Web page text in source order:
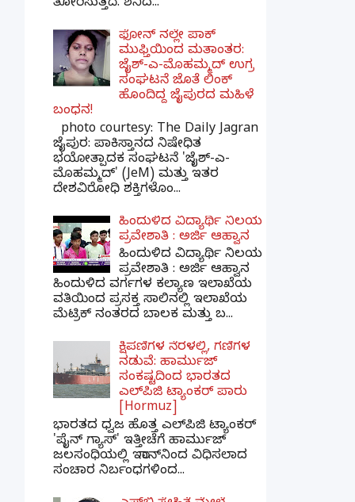
ತೋರಿಸುತ್ತದೆ. ಶನಿದ...
ಫೋನ್ ನಲ್ಲೇ ಪಾಕ್
ಮುಫ್ತಿಯಿಂದ ಮತಾಂತರ:
ಜೈಶ್-ಎ-ಮೊಹಮ್ಮದ್ ಉಗ್ರ
ಸಂಘಟನೆ ಜೊತೆ ಲಿಂಕ್
ಹೊಂದಿದ್ದ ಜೈಪುರದ ಮಹಿಳೆ
ಬಂಧನ!
photo courtesy: The Daily Jagran
ಜೈಪುರ: ಪಾಕಿಸ್ತಾನದ ನಿಷೇಧಿತ
ಭಯೋತ್ಪಾದಕ ಸಂಘಟನೆ 'ಜೈಶ್-ಎ-
ಮೊಹಮ್ಮದ್' (JeM) ಮತ್ತು ಇತರ
ದೇಶವಿರೋಧಿ ಶಕ್ತಿಗಳೊಂ...
ಹಿಂದುಳಿದ ವಿದ್ಯಾರ್ಥಿ ನಿಲಯ
ಪ್ರವೇಶಾತಿ : ಅರ್ಜಿ ಆಹ್ವಾನ
ಹಿಂದುಳಿದ ವಿದ್ಯಾರ್ಥಿ ನಿಲಯ
ಪ್ರವೇಶಾತಿ : ಅರ್ಜಿ ಆಹ್ವಾನ
ಹಿಂದುಳಿದ ವರ್ಗಗಳ ಕಲ್ಯಾಣ ಇಲಾಖೆಯ
ವತಿಯಿಂದ ಪ್ರಸಕ್ತ ಸಾಲಿನಲ್ಲಿ ಇಲಾಖೆಯ
ಮೆಟ್ರಿಕ್ ನಂತರದ ಬಾಲಕ ಮತ್ತು ಬ...
ಕ್ಷಿಪಣಿಗಳ ನೆರಳಲ್ಲಿ, ಗಣಿಗಳ
ನಡುವೆ: ಹಾರ್ಮುಜ್
ಸಂಕಷ್ಟದಿಂದ ಭಾರತದ
ಎಲ್‌ಪಿಜಿ ಟ್ಯಾಂಕರ್ ಪಾರು
[Hormuz]
ಭಾರತದ ಧ್ವಜ ಹೊತ್ತ ಎಲ್‌ಪಿಜಿ ಟ್ಯಾಂಕರ್
'ಪೈನ್ ಗ್ಯಾಸ್' ಇತ್ತೀಚೆಗೆ ಹಾರ್ಮುಜ್
ಜಲಸಂಧಿಯಲ್ಲಿ ಇರಾನ್‌ನಿಂದ ವಿಧಿಸಲಾದ
ಸಂಚಾರ ನಿರ್ಬಂಧಗಳಿಂದ...